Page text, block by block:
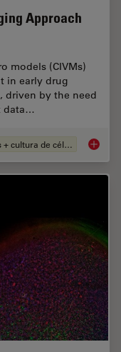
Approach
models (CIVMs)
in early drug
driven by the need
data…
Organoides + cultura de células 3D